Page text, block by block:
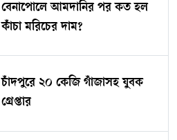
বেনাপোলে আমদানির পর কত হল
কাঁচা মরিচের দাম?
চাঁদপুরে ২০ কেজি গাঁজাসহ যুবক
গ্রেপ্তার